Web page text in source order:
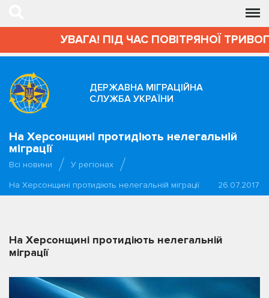
УВАГА! ПІД ЧАС ПОВІТРЯНОЇ
ДЕРЖАВНА МІГРАЦІЙНА
СЛУЖБА УКРАЇНИ
На Херсонщині протидіють нелегальній
міграції
Всі новини
У регіонах
На Херсонщині протидіють нелегальній міграції
26.07.2017
На Херсонщині протидіють нелегальній
міграції